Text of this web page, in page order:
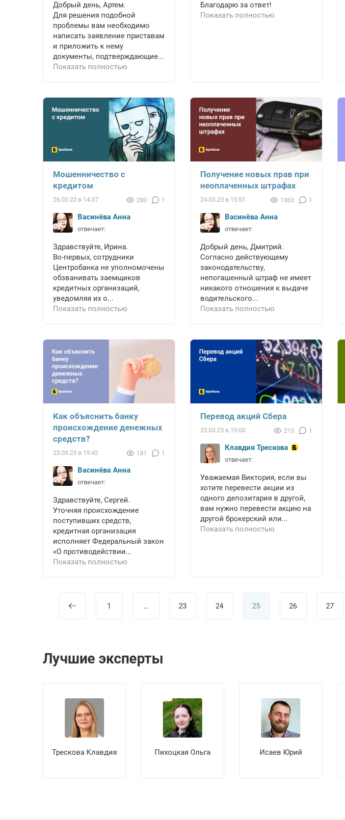
Добрый день, Артем.
Для решения подобной
проблемы вам необходимо
написать заявление приставам
и приложить к нему
документы, подтверждающие...
Показать полностью
Благодарю за ответ!
Показать полностью
Мошенничество с
кредитом
26.03.23 в 14:37 280 1
Васинёва Анна
отвечает:
Здравствуйте, Ирина.
Во-первых, сотрудники
Центробанка не уполномочены
обзванивать заемщиков
кредитных организаций,
уведомляя их о...
Показать полностью
Получение новых прав при
неоплаченных штрафах
24.03.23 в 15:51 1363 1
Васинёва Анна
отвечает:
Добрый день, Дмитрий.
Согласно действующему
законодательству,
непогашенный штраф не имеет
никакого отношения к выдаче
водительского...
Показать полностью
Как объяснить банку
происхождение денежных
средств?
23.03.23 в 19:42 181 1
Васинёва Анна
отвечает:
Здравствуйте, Сергей.
Уточняя происхождение
поступивших средств,
кредитная организация
исполняет Федеральный закон
«О противодействии...
Показать полностью
Перевод акций Сбера
23.03.23 в 19:00 213 1
Клавдия Трескова
отвечает:
Уважаемая Виктория, если вы
хотите перевести акции из
одного депозитария в другой,
вам нужно перевести акцию на
другой брокерский или...
Показать полностью
1 … 23 24 25 26 27
Лучшие эксперты
Трескова Клавдия Пихоцкая Ольга Исаев Юрий